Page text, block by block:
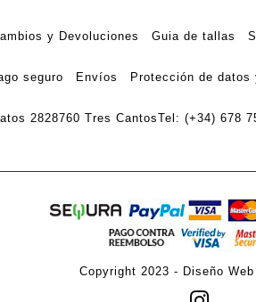
y Devoluciones Guia de tallas
seguro Envíos Protección de datos
2828760 Tres CantosTel: (+34) 678
Copyright 2023 - Diseño